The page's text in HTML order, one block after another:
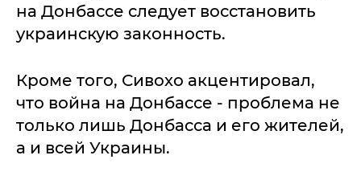
на Донбассе следует восстановить
украинскую законность.
Кроме того, Сивохо акцентировал,
что война на Донбассе - проблема не
только лишь Донбасса и его жителей,
а и всей Украины.